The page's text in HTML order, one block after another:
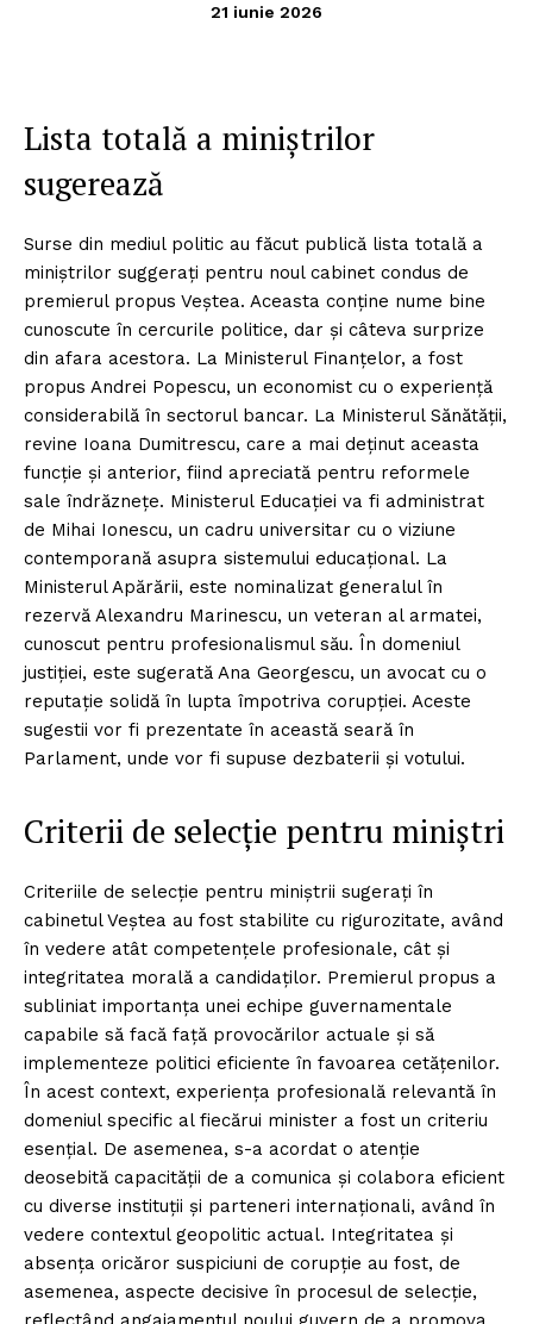
21 iunie 2026
Lista totală a miniștrilor
sugerează
Surse din mediul politic au făcut publică lista totală a
miniștrilor suggerați pentru noul cabinet condus de
premierul propus Veștea. Aceasta conține nume bine
cunoscute în cercurile politice, dar și câteva surprize
din afara acestora. La Ministerul Finanțelor, a fost
propus Andrei Popescu, un economist cu o experiență
considerabilă în sectorul bancar. La Ministerul Sănătății,
revine Ioana Dumitrescu, care a mai deținut aceasta
funcție și anterior, fiind apreciată pentru reformele
sale îndrăznețe. Ministerul Educației va fi administrat
de Mihai Ionescu, un cadru universitar cu o viziune
contemporană asupra sistemului educațional. La
Ministerul Apărării, este nominalizat generalul în
rezervă Alexandru Marinescu, un veteran al armatei,
cunoscut pentru profesionalismul său. În domeniul
justiției, este sugerată Ana Georgescu, un avocat cu o
reputație solidă în lupta împotriva corupției. Aceste
sugestii vor fi prezentate în această seară în
Parlament, unde vor fi supuse dezbaterii și votului.
Criterii de selecție pentru miniștri
Criteriile de selecție pentru miniștrii sugerați în
cabinetul Veștea au fost stabilite cu rigurozitate, având
în vedere atât competențele profesionale, cât și
integritatea morală a candidaților. Premierul propus a
subliniat importanța unei echipe guvernamentale
capabile să facă față provocărilor actuale și să
implementeze politici eficiente în favoarea cetățenilor.
În acest context, experiența profesională relevantă în
domeniul specific al fiecărui minister a fost un criteriu
esențial. De asemenea, s-a acordat o atenție
deosebită capacității de a comunica și colabora eficient
cu diverse instituții și parteneri internaționali, având în
vedere contextul geopolitic actual. Integritatea și
absența oricăror suspiciuni de corupție au fost, de
asemenea, aspecte decisive în procesul de selecție,